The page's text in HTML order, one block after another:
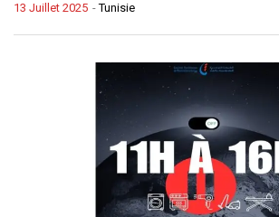
-Tunisie
13 Juillet 2025